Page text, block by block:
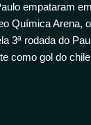
empataram
Química Arena,
3ª rodada do
como gol do